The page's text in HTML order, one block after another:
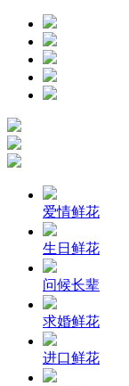
爱情鲜花
生日鲜花
问候长辈
求婚鲜花
进口鲜花